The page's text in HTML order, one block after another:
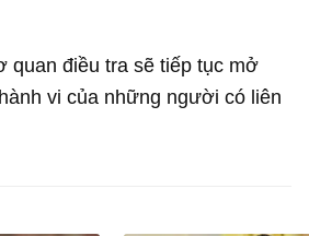
quan điều tra sẽ tiếp tục mở
vi của những người có liên